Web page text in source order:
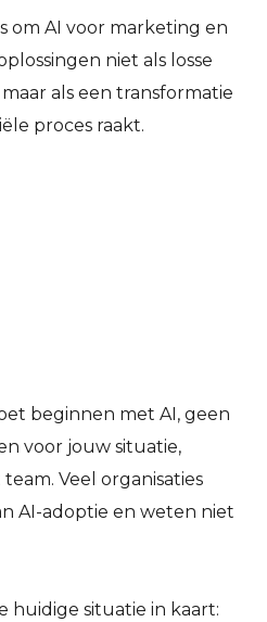
om AI voor marketing en
niet als losse
als een transformatie
proces raakt.
beginnen met AI, geen
voor jouw situatie,
Veel organisaties
AI-adoptie en weten niet
huidige situatie in kaart: